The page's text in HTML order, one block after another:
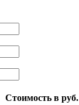
Стоимость в руб.